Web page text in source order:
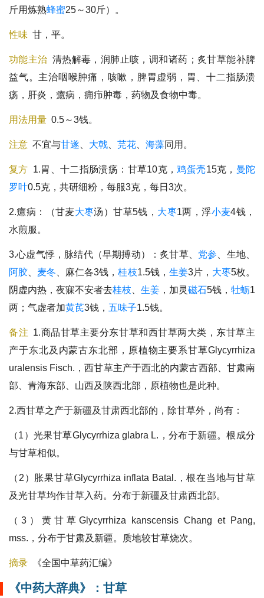
斤用炼熟蜂蜜25～30斤）。
性味 甘，平。
功能主治 清热解毒，润肺止咳，调和诸药；炙甘草能补脾
益气。主治咽喉肿痛，咳嗽，脾胃虚弱，胃、十二指肠溃
疡，肝炎，癔病，痈疖肿毒，药物及食物中毒。
用法用量 0.5～3钱。
注意 不宜与甘遂 大戟 芫花 海藻同用。
复方 1.胃、十二指肠溃疡：甘草10克， 鸡蛋壳15克， 曼陀
罗叶0.5克，共研细粉，每服3克，每日3次。
2.癔病：（甘麦大枣汤）甘草5钱， 大枣1两，浮小麦4钱，
水煎服。
3.心虚气悸，脉结代（早期搏动）：炙甘草、 党参 、生地、
阿胶
麦冬 、麻仁各3钱，桂枝1.5钱， 生姜3片， 大枣5枚。
阴虚内热，夜寐不安者去桂枝 生姜 ，加灵磁石5钱， 牡蛎1
两；气虚者加黄芪3钱， 五味子1.5钱。
备注 1.商品甘草主要分东甘草和西甘草两大类，东甘草主
产于东北及内蒙古东北部，原植物主要系甘草Glycyrrhiza
uralensis Fisch.，西甘草主产于西北的内蒙古西部、甘肃南
部、青海东部、山西及陕西北部，原植物也是此种。
2.西甘草之产于新疆及甘肃西北部的，除甘草外，尚有：
（1）光果甘草Glycyrrhiza glabra L.，分布于新疆。根成分
与甘草相似。
（2） 胀果甘草Glycyrrhiza inflata Batal.，根在当地与甘草
及光甘草均作甘草入药。分布于新疆及甘肃西北部。
（3） 黄甘草 Glycyrrhiza kanscensis Chang et Pang,
mss.，分布于甘肃及新疆。质地较甘草烧次。
摘录 《全国中草药汇编》
《中药大辞典》：甘草